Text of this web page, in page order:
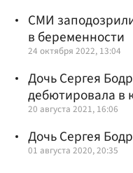
СМИ
в беременности
24 октября 2022, 13:04
Дочь Сергея
дебютировала в
20 августа 2021, 16:06
Дочь Сергея
01 августа 2020, 20:35